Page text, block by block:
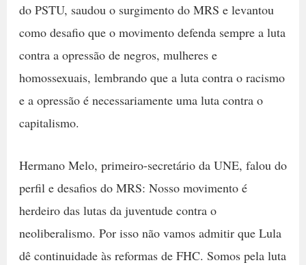
do PSTU, saudou o surgimento do MRS e levantou
como desafio que o movimento defenda sempre a luta
contra a opressão de negros, mulheres e
homossexuais, lembrando que a luta contra o racismo
e a opressão é necessariamente uma luta contra o
capitalismo.
Hermano Melo, primeiro-secretário da UNE, falou do
perfil e desafios do MRS: Nosso movimento é
herdeiro das lutas da juventude contra o
neoliberalismo. Por isso não vamos admitir que Lula
dê continuidade às reformas de FHC. Somos pela luta